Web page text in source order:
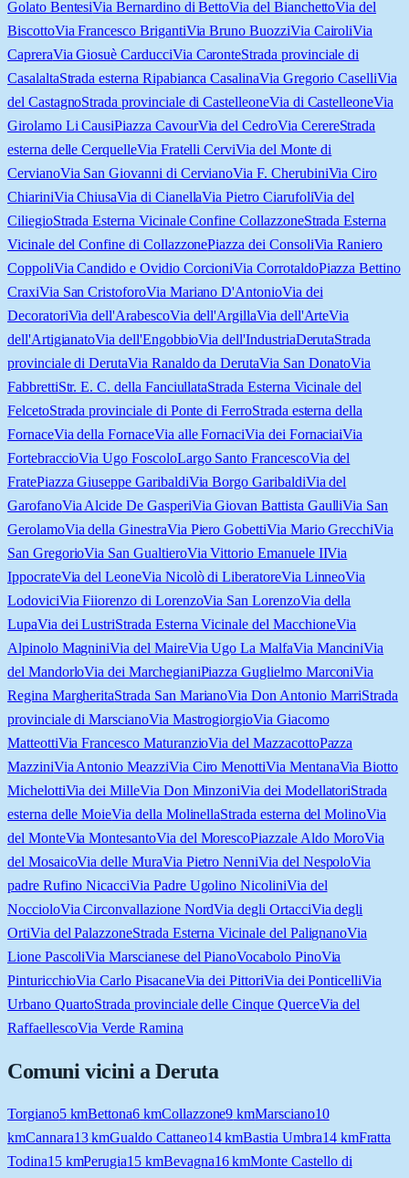
Golato BentesiVia Bernardino di BettoVia del BianchettoVia del
BiscottoVia Francesco BrigantiVia Bruno BuozziVia CairoliVia
CapreraVia Giosuè CarducciVia CaronteStrada provinciale di
CasalaltaStrada esterna Ripabianca CasalinaVia Gregorio CaselliVia
del CastagnoStrada provinciale di CastelleoneVia di CastelleoneVia
Girolamo Li CausiPiazza CavourVia del CedroVia CerereStrada
esterna delle CerquelleVia Fratelli CerviVia del Monte di
CervianoVia San Giovanni di CervianoVia F. CherubiniVia Ciro
ChiariniVia ChiusaVia di CianellaVia Pietro CiarufoliVia del
CiliegioStrada Esterna Vicinale Confine CollazzoneStrada Esterna
Vicinale del Confine di CollazzonePiazza dei ConsoliVia Raniero
CoppoliVia Candido e Ovidio CorcioniVia CorrotaldoPiazza Bettino
CraxiVia San CristoforoVia Mariano D'AntonioVia dei
DecoratoriVia dell'ArabescoVia dell'ArgillaVia dell'ArteVia
dell'ArtigianatoVia dell'EngobbioVia dell'IndustriaDerutaStrada
provinciale di DerutaVia Ranaldo da DerutaVia San DonatoVia
FabbrettiStr. E. C. della FanciullataStrada Esterna Vicinale del
FelcetoStrada provinciale di Ponte di FerroStrada esterna della
FornaceVia della FornaceVia alle FornaciVia dei FornaciaiVia
FortebraccioVia Ugo FoscoloLargo Santo FrancescoVia del
FratePiazza Giuseppe GaribaldiVia Borgo GaribaldiVia del
GarofanoVia Alcide De GasperiVia Giovan Battista GaulliVia San
GerolamoVia della GinestraVia Piero GobettiVia Mario GrecchiVia
San GregorioVia San GualtieroVia Vittorio Emanuele IIVia
IppocrateVia del LeoneVia Nicolò di LiberatoreVia LinneoVia
LodoviciVia Fiiorenzo di LorenzoVia San LorenzoVia della
LupaVia dei LustriStrada Esterna Vicinale del MacchioneVia
Alpinolo MagniniVia del MaireVia Ugo La MalfaVia ManciniVia
del MandorloVia dei MarchegianiPiazza Guglielmo MarconiVia
Regina MargheritaStrada San MarianoVia Don Antonio MarriStrada
provinciale di MarscianoVia MastrogiorgioVia Giacomo
MatteottiVia Francesco MaturanzioVia del MazzacottoPazza
MazziniVia Antonio MeazziVia Ciro MenottiVia MentanaVia Biotto
MichelottiVia dei MilleVia Don MinzoniVia dei ModellatoriStrada
esterna delle MoieVia della MolinellaStrada esterna del MolinoVia
del MonteVia MontesantoVia del MorescoPiazzale Aldo MoroVia
del MosaicoVia delle MuraVia Pietro NenniVia del NespoloVia
padre Rufino NicacciVia Padre Ugolino NicoliniVia del
NoccioloVia Circonvallazione NordVia degli OrtacciVia degli
OrtiVia del PalazzoneStrada Esterna Vicinale del PalignanoVia
Lione PascoliVia Marscianese del PianoVocabolo PinoVia
PinturicchioVia Carlo PisacaneVia dei PittoriVia dei PonticelliVia
Urbano QuartoStrada provinciale delle Cinque QuerceVia del
RaffaellescoVia Verde Ramina
Comuni vicini aDeruta
Torgiano5kmBettona6 kmCollazzone9 kmMarsciano10
kmCannara13kmGualdo Cattaneo14kmBastia Umbra14kmFratta
Todina15kmPerugia15 kmBevagna16kmMonte Castello di